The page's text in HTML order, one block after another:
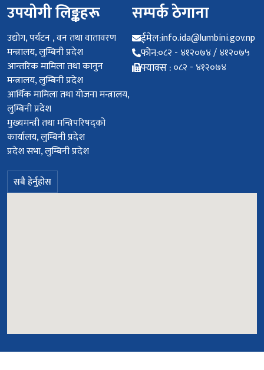
उपयोगी लिङ्कहरू
उद्योग, पर्यटन , वन तथा वातावरण
मन्त्रालय, लुम्बिनी प्रदेश
आन्तरिक मामिला तथा कानुन
मन्त्रालय, लुम्बिनी प्रदेश
आर्थिक मामिला तथा योजना मन्त्रालय,
लुम्बिनी प्रदेश
मुख्यमन्त्री तथा मन्त्रिपरिषद्को
कार्यालय, लुम्बिनी प्रदेश
प्रदेश सभा, लुम्बिनी प्रदेश
सबै हेर्नुहोस
सम्पर्क ठेगाना
ईमेल:info.ida@lumbini.gov.np
फोन:०८२ - ४१२०७४ / ४१२०७५
फ्याक्स :०८२ - ४१२०७४